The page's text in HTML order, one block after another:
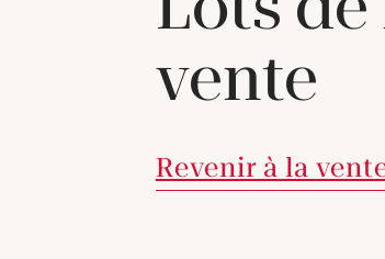
vente
Revenir à la